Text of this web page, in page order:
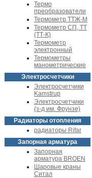
Термо
преобразователи
Термометр ТТЖ-М
Термометр СП, ТТ
(ТТ-К)
Термометр
электронный
Термометры
манометрические
Электросчетчики
Электросчетчики
Kamstrup
Электросчетчики
(з-д им. Фрунзе)
Радиаторы отопления
радиаторы Rifar
Запорная арматура
Запорная
арматура BROEN
Шаровые краны
Ситал